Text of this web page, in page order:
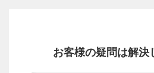
お客様の疑問は解決